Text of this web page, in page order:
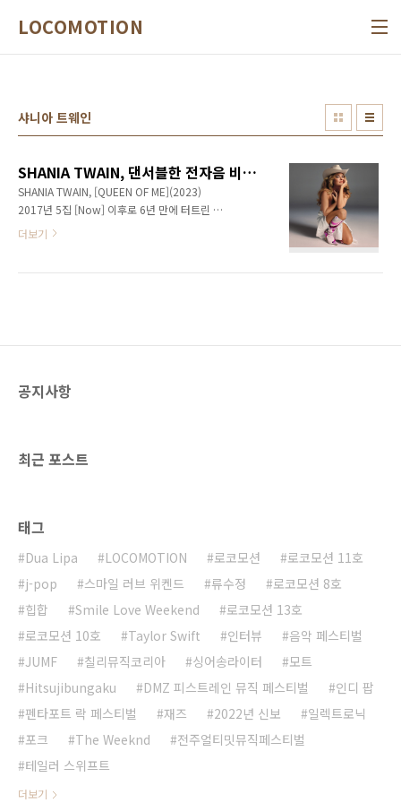
LOCOMOTION
샤니아 트웨인
SHANIA TWAIN, 댄서블한 전자음 비트가 깔린 진화한 팝 크로스오버
SHANIA TWAIN, [QUEEN OF ME](2023)
2017년 5집 [Now] 이후로 6년 만에 터트린 샤
니아 트웨인의 폭죽같은 새 앨범 [Queen Of
버의 선두주자였긴 했지만, 이번엔 댄서블한 일
더보기
공지사항
최근 포스트
태그
Dua Lipa LOCOMOTION 로코모션
로코모션 11호
j-pop
스마일 러브 위켄드 류수정
로코모션 8호
힙합
Smile Love Weekend
로코모션 13호
로코모션 10호
Taylor Swift 인터뷰
음악 페스티벌
JUMF
칠리뮤직코리아 싱어송라이터
모트
Hitsujibungaku
DMZ 피스트레인 뮤직 페스티벌
인디 팝
펜타포트 락 페스티벌
재즈 2022년 신보
일렉트로닉
포크
The Weeknd
전주얼티밋뮤직페스티벌
테일러 스위프트
더보기